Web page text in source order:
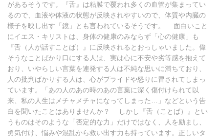
があるそうです。『舌』は粘膜で覆われ多くの血管が集まってい
るので、血液や体液の状態が反映されやすいので、体質や内臓の
様子を映し出す「鏡」とも言われているそうです。 面白いこと
にイエス・キリストは、身体の健康のみならず「心の健康」も
『舌（人が話すことば）』に反映されるとおっしゃいました。偉
そうなことばかり口にする人は、実は心に不安や劣等感を抱えて
おり、いやらしい言葉を連発する人は不純な思いに満ちており、
人の批判ばかりする人は、心がプライドや怒りに冒されてしまっ
ています。「あの人のあの時のあの言葉に深く傷付けられて以
来、私の人生はメチャメチャになってしまった…」などという告
白を聞いたことはありませんか？ しかし『舌（ことば）』とい
うものはそのような「否定的な力」だけではなく、人を励まし、
勇気付け、悩みや混乱から救い出す力も持っています。正しいタ